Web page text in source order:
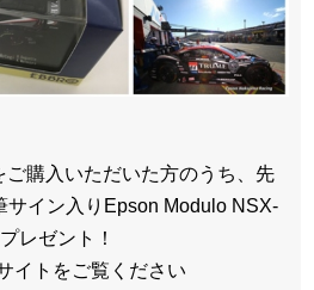
購入いただいた方のうち、先
サイン入りEpson Modulo NSX-
レゼント！
イトをご覧ください